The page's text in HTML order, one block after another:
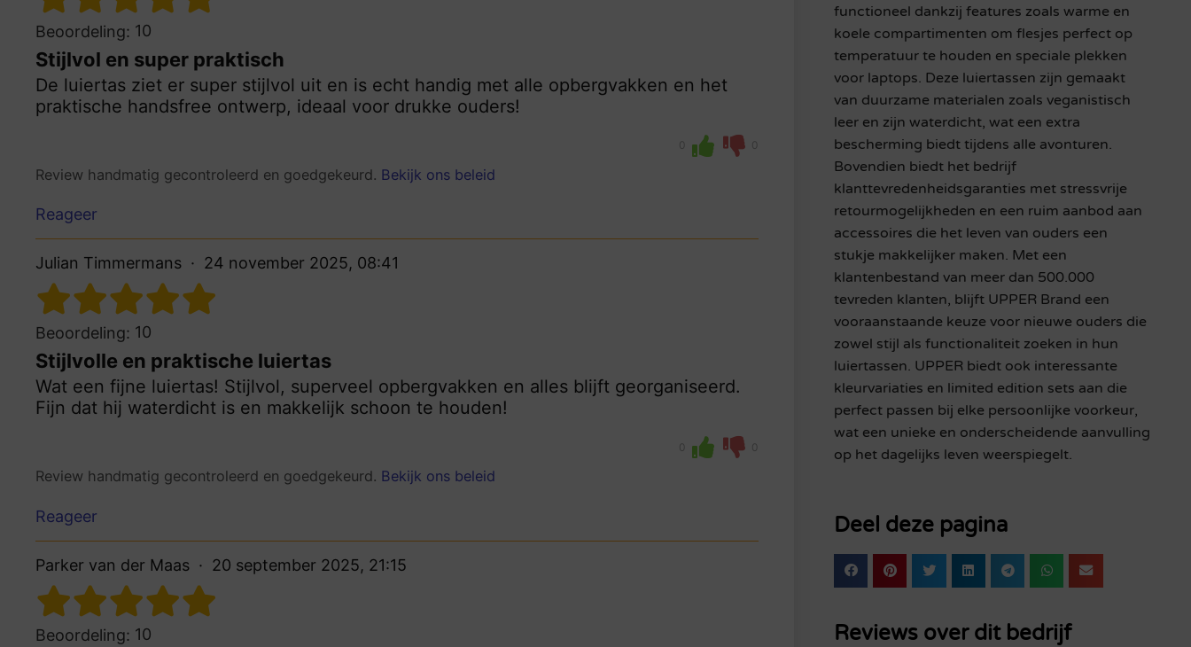
Beoordeling: 10
Stijlvol en super praktisch
De luiertas ziet er super stijlvol uit en is echt handig met alle opbergvakken en het
praktische handsfree ontwerp, ideaal voor drukke ouders!
0 0
Review handmatig gecontroleerd en goedgekeurd. Bekijk ons beleid
Reageer
Julian Timmermans 24 november 2025, 08:41
Beoordeling: 10
Stijlvolle en praktische luiertas
Wat een fijne luiertas! Stijlvol, superveel opbergvakken en alles blijft georganiseerd.
Fijn dat hij waterdicht is en makkelijk schoon te houden!
0 0
Review handmatig gecontroleerd en goedgekeurd. Bekijk ons beleid
Reageer
Parker van der Maas 20 september 2025, 21:15
Beoordeling: 10
functioneel dankzij features zoals warme en
koele compartimenten om flesjes perfect op
temperatuur te houden en speciale plekken
voor laptops. Deze luiertassen zijn gemaakt
van duurzame materialen zoals veganistisch
leer en zijn waterdicht, wat een extra
bescherming biedt tijdens alle avonturen.
Bovendien biedt het bedrijf
klanttevredenheidsgaranties met stressvrije
retourmogelijkheden en een ruim aanbod aan
accessoires die het leven van ouders een
stukje makkelijker maken. Met een
klantenbestand van meer dan 500.000
tevreden klanten, blijft UPPER Brand een
vooraanstaande keuze voor nieuwe ouders die
zowel stijl als functionaliteit zoeken in hun
luiertassen. UPPER biedt ook interessante
kleurvariaties en limited edition sets aan die
perfect passen bij elke persoonlijke voorkeur,
wat een unieke en onderscheidende aanvulling
op het dagelijks leven weerspiegelt.
Deel deze pagina
Reviews over dit bedrijf